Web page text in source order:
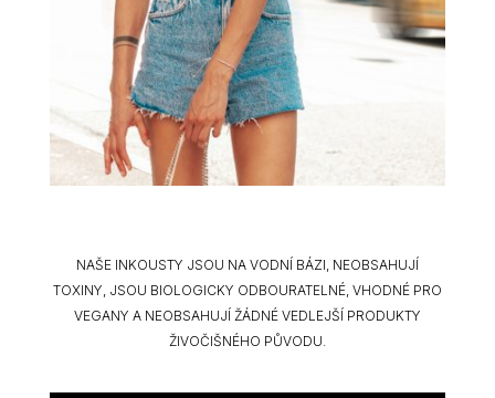
NAŠE INKOUSTY JSOU NA VODNÍ BÁZI, NEOBSAHUJÍ
TOXINY, JSOU BIOLOGICKY ODBOURATELNÉ, VHODNÉ PRO
VEGANY A NEOBSAHUJÍ ŽÁDNÉ VEDLEJŠÍ PRODUKTY
ŽIVOČIŠNÉHO PŮVODU.